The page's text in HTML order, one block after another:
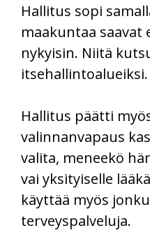
Hallitus sopi
maakuntaa saavat
nykyisin. Niitä
itsehallintoalueiksi.
Hallitus päätti
valinnanvapaus
valita, meneekö
vai yksityiselle
käyttää myös
terveyspalveluja.